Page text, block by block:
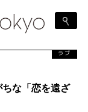
ラブ
な「恋を遠ざ